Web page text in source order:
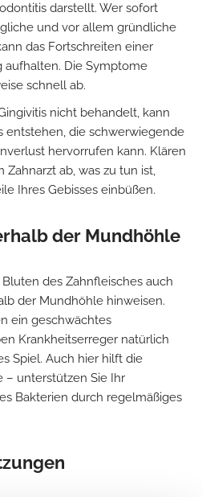
darstellt. Wer sofort
und vor allem gründliche
das Fortschreiten einer
Die Symptome
schnell ab.
nicht behandelt, kann
entstehen, die schwerwiegende
hervorrufen kann. Klären
ab, was zu tun ist,
Ihres Gebisses einbüßen.
der Mundhöhle
des Zahnfleisches auch
der Mundhöhle hinweisen.
ein geschwächtes
Krankheitserreger natürlich
Spiel. Auch hier hilft die
– unterstützen Sie Ihr
Bakterien durch regelmäßiges